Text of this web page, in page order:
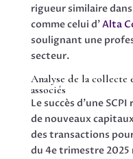
rigueur similaire
comme celui d’Alta
soulignant une
secteur.
Analyse de la collecte
associés
Le succès d’une
de nouveaux
des transactions
du 4e trimestre